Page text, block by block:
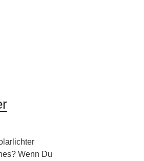
Wenn Du